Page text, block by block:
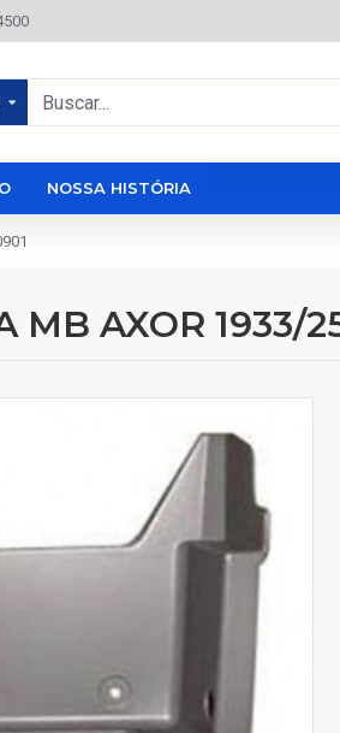
NOSSA HISTÓRIA
MB AXOR 1933/